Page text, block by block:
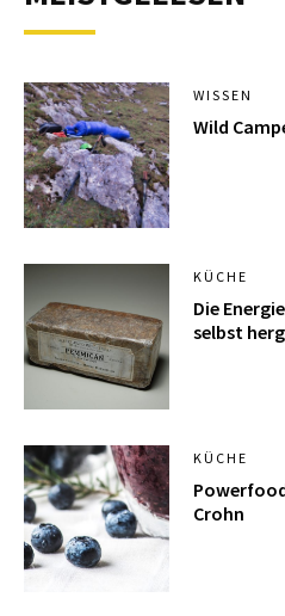
WISSEN
Wild
KÜCHE
Die
selbst
KÜCHE
Crohn